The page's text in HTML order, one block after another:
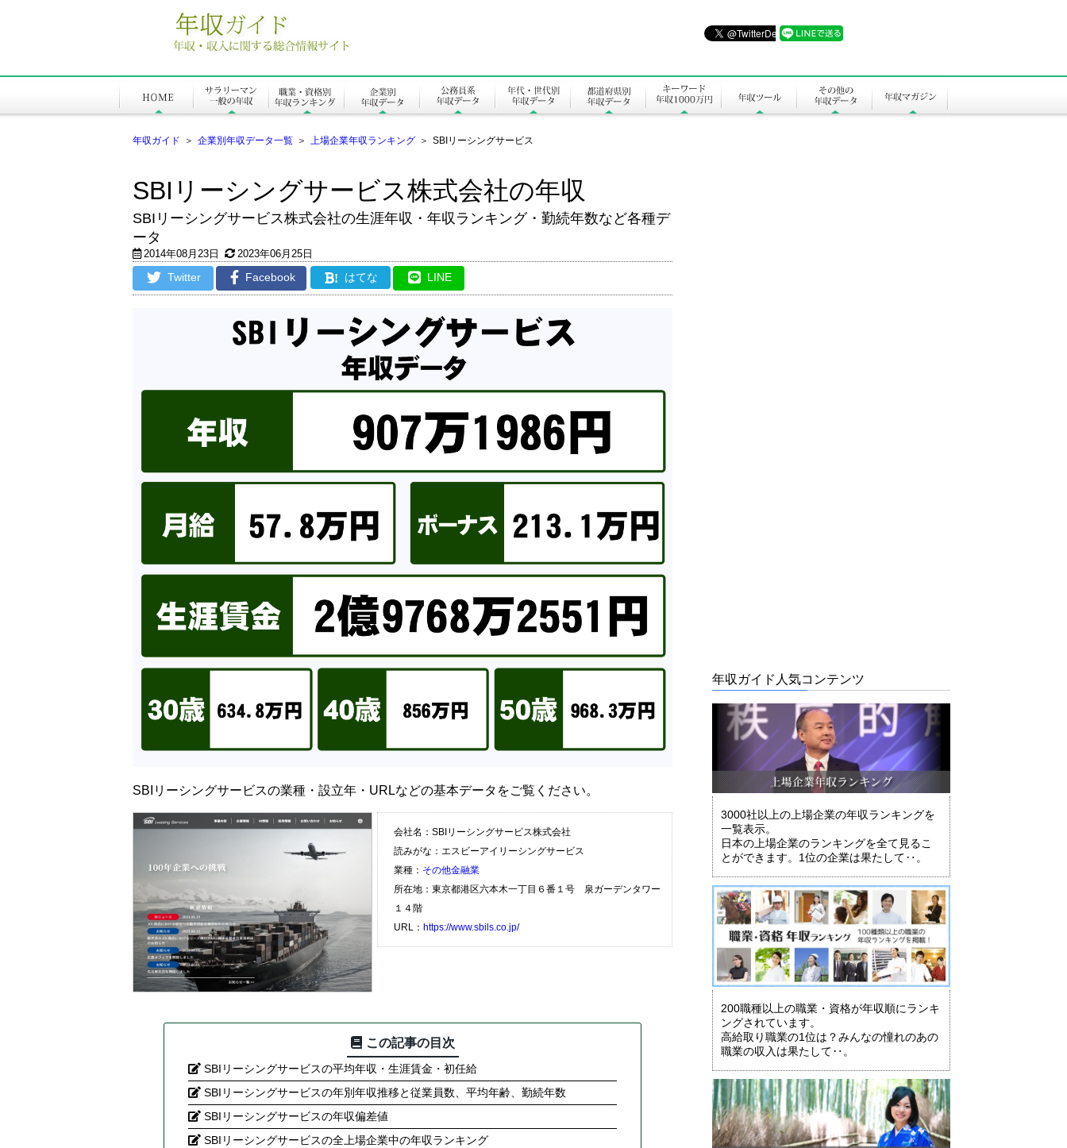
年収ガイド ＞ 企業別年収データ一覧 ＞ 上場企業年収ランキング ＞ SBIリーシングサービス
SBIリーシングサービス株式会社の年収
SBIリーシングサービス株式会社の生涯年収・年収ランキング・勤続年数など各種デ
ータ
2014年08月23日 2023年06月25日
Twitter Facebook ! はてな LINE
SBIリーシングサービスの業種・設立年・URLなどの基本データをご覧ください。
会社名：SBIリーシングサービス株式会社
読みがな：エスビーアイリーシングサービス
業種： その他金融業
所在地：東京都港区六本木一丁目６番１号 泉ガーデンタワー
１４階
URL： https://www.sbils.co.jp/
この記事の目次
SBIリーシングサービスの平均年収・生涯賃金・初任給
SBIリーシングサービスの年別年収推移と従業員数、平均年齢、勤続年数
SBIリーシングサービスの年収偏差値
SBIリーシングサービスの全上場企業中の年収ランキング
年収ガイド人気コンテンツ
3000社以上の上場企業の年収ランキングを
一覧表示。
日本の上場企業のランキングを全て見るこ
とができます。1位の企業は果たして‥。
200職種以上の職業・資格が年収順にランキ
ングされています。
高給取り職業の1位は？みんなの憧れのあの
職業の収入は果たして‥。